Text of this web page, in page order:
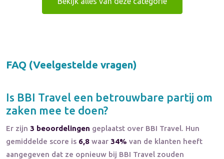
FAQ (Veelgestelde vragen)
Is BBI Travel een betrouwbare partij om
zaken mee te doen?
Er zijn 3 beoordelingen geplaatst over BBI Travel. Hun
gemiddelde score is 6,8 waar 34% van de klanten heeft
aangegeven dat ze opnieuw bij BBI Travel zouden